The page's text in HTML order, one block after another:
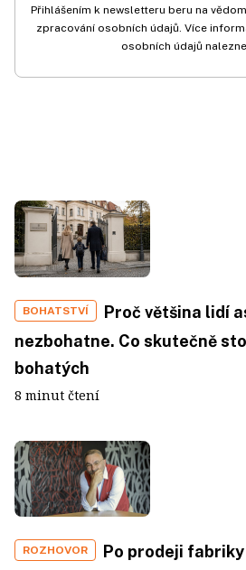
Přihlášením k newsletteru beru na
zpracování osobních údajů. Více
osobních údajů
BOHATSTVÍ
Proč většina lidí
nezbohatne. Co skutečně
bohatých
8 minut čtení
ROZHOVOR
Po prodeji